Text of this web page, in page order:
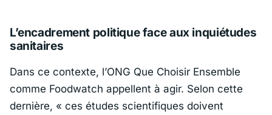
L’encadrement politique face aux inquiétudes
sanitaires
Dans ce contexte, l’ONG Que Choisir Ensemble
comme Foodwatch appellent à agir. Selon cette
dernière, « ces études scientifiques doivent